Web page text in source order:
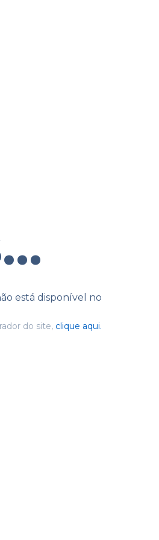
está disponível no
do site, clique aqui.